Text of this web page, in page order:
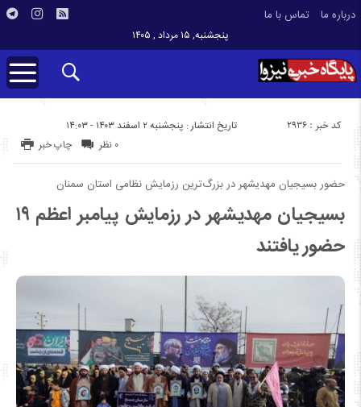
درباره ما تماس با ما
پنجشنبه, ۱۵ مرداد , ۱۴۰۵
تاریخ انتشار : پنجشنبه ۲ اسفند ۱۴۰۳ - ۱۴:۰۳ کد خبر : 2936
چاپ خبر ۰ نظر
حضور بسیجیان مهدیشهر در بزرگ‌ترین رزمایش نظامی استان سمنان
بسیجیان مهدیشهر در رزمایش پیامبر اعظم ۱۹
حضور یافتند